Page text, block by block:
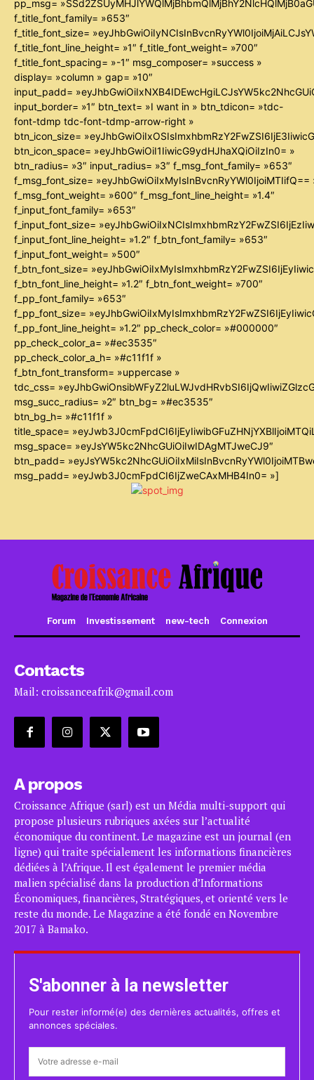
pp_msg=
f_title_font_family= »653″
f_title_font_size=
f_title_font_line_height= »1″ f_title_font_weight= »700″
f_title_font_spacing= »-1″ msg_composer= »success »
display= »column » gap= »10″
input_padd=
input_border= »1″ btn_text= »I want in » btn_tdicon= »tdc-
font-tdmp tdc-font-tdmp-arrow-right »
btn_icon_size=
btn_icon_space= »eyJhbGwiOiI1IiwicG9ydHJhaXQiOiIzIn0= »
btn_radius= »3″ input_radius= »3″ f_msg_font_family= »653″
f_msg_font_size= »eyJhbGwiOiIxMyIsInBvcnRyYWl0IjoiMTIifQ==
f_msg_font_weight= »600″ f_msg_font_line_height= »1.4″
f_input_font_family= »653″
f_input_font_size=
f_input_font_line_height= »1.2″ f_btn_font_family= »653″
f_input_font_weight= »500″
f_btn_font_size=
f_btn_font_line_height= »1.2″ f_btn_font_weight= »700″
f_pp_font_family= »653″
f_pp_font_size=
f_pp_font_line_height= »1.2″ pp_check_color= »#000000″
pp_check_color_a= »#ec3535″
pp_check_color_a_h= »#c11f1f »
f_btn_font_transform= »uppercase »
tdc_css=
msg_succ_radius= »2″ btn_bg= »#ec3535″
btn_bg_h= »#c11f1f »
title_space=
msg_space= »eyJsYW5kc2NhcGUiOiIwIDAgMTJweCJ9″
btn_padd=
msg_padd= »eyJwb3J0cmFpdCI6IjZweCAxMHB4In0= »]
Forum Investissement new-tech Connexion
Contacts
Mail: croissanceafrik@gmail.com
A propos
Croissance Afrique (sarl) est un Média multi-support qui
propose plusieurs rubriques axées sur l’actualité
économique du continent. Le magazine est un journal (en
ligne) qui traite spécialement les informations financières
dédiées à l’Afrique. Il est également le premier média
malien spécialisé dans la production d’Informations
Économiques, financières, Stratégiques, et orienté vers le
reste du monde. Le Magazine a été fondé en Novembre
2017 à Bamako.
S'abonner à la newsletter
Pour rester informé(e) des dernières actualités, offres et
annonces spéciales.